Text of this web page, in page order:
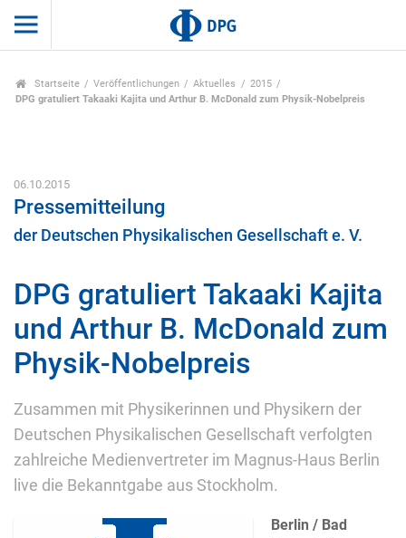
Startseite Veröffentlichungen Aktuelles
2015
DPG gratuliert Takaaki Kajita und Arthur B. McDonald zum Physik-Nobelpreis
06.10.2015
Pressemitteilung
der Deutschen Physikalischen Gesellschaft e. V.
DPG gratuliert Takaaki Kajita
und Arthur B. McDonald zum
Physik-Nobelpreis
Zusammen mit Physikerinnen und Physikern der
Deutschen Physikalischen Gesellschaft verfolgten
zahlreiche Medienvertreter im Magnus-Haus Berlin
live die Bekanntgabe aus Stockholm.
Berlin / Bad